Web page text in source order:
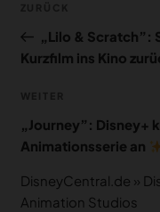
Beitrag„Lilo &
Kurzfilm ins Kino
Beitrag
„Journey”: Disney+
Animationsserie an
DisneyCentral.de »
Animation Studios